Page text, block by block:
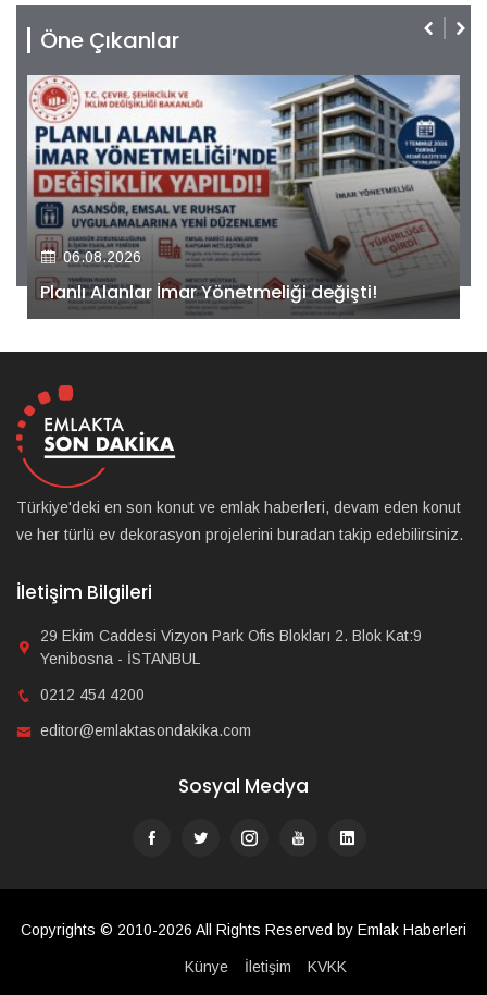
Öne Çıkanlar
06.08.2026
Kiler GYO’dan Pendik Dolayoba projesiyle ilgili
önemli adım!
Türkiye'deki en son konut ve emlak haberleri, devam eden konut
ve her türlü ev dekorasyon projelerini buradan takip edebilirsiniz.
İletişim Bilgileri
29 Ekim Caddesi Vizyon Park Ofis Blokları 2. Blok Kat:9
Yenibosna - İSTANBUL
0212 454 4200
editor@emlaktasondakika.com
Sosyal Medya
Copyrights © 2010-2026 All Rights Reserved by Emlak Haberleri
Künye İletişim KVKK